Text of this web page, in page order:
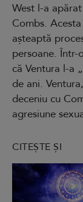
West l-a
Combs.
așteaptă
persoane. Într-
că Ventura l-a
de ani.
deceniu cu
agresiune
CITEȘTE ȘI